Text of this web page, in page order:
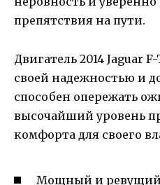
препятствия на пути.
Двигатель 2014 Jaguar
своей надежностью и
способен опережать
высочайший уровень
комфорта для своего
Мощный и ревущий